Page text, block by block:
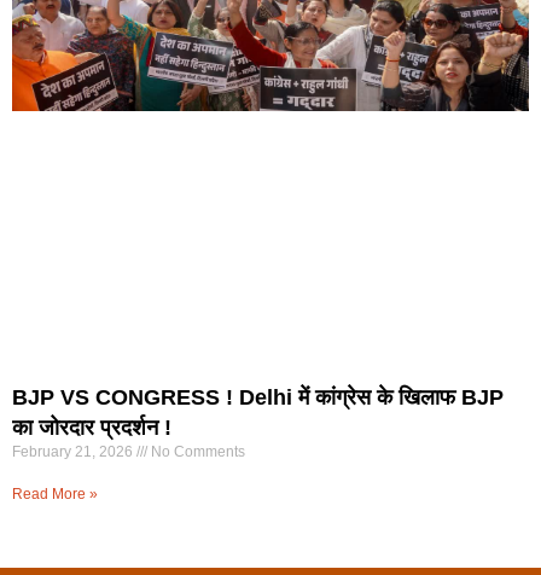
BJP VS CONGRESS ! Delhi में कांग्रेस के खिलाफ BJP
का जोरदार प्रदर्शन !
February 21, 2026 No Comments
Read More »